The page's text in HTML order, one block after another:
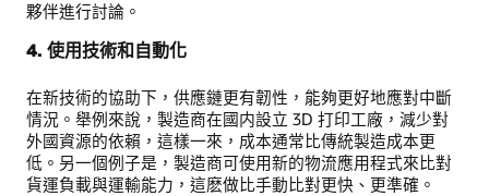
夥伴進行討論。
4. 使用技術和自動化
在新技術的協助下，供應鏈更有韌性，能夠更好地應對中斷
情況。舉例來說，製造商在國内設立 3D 打印工廠，減少對
外國資源的依賴，這樣一來，成本通常比傳統製造成本更
低。另一個例子是，製造商可使用新的物流應用程式來比對
貨運負載與運輸能力，這麽做比手動比對更快、更準確。